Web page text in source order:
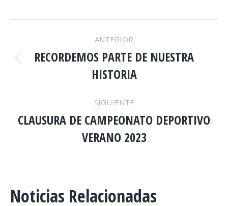
FacebookTwitterLinkedInPinterestWhatsApp
NAVEGACIÓN
ENTRE
PUBLICACIONES
ANTERIOR
Publicación
anterior:
RECORDEMOS PARTE DE NUESTRA
HISTORIA
SIGUIENTE
Publicación
siguiente:
CLAUSURA DE CAMPEONATO DEPORTIVO
VERANO 2023
Noticias Relacionadas